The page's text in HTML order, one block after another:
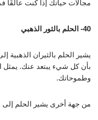
مجالات حياتك إذا كنت
40- الحلم بالثور الذهبي
يشير الحلم بالثيران الذهبية
بأن كل شيء يبتعد عنك. يمثل
وطموحاتك.
من جهة أخرى يشير الحلم